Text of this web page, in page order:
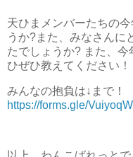
天ひまメンバーたちの
うか?また、みなさんに
たでしょうか? また、
ひぜひ教えてください！
みんなの抱負は↓まで！
https://forms.gle/